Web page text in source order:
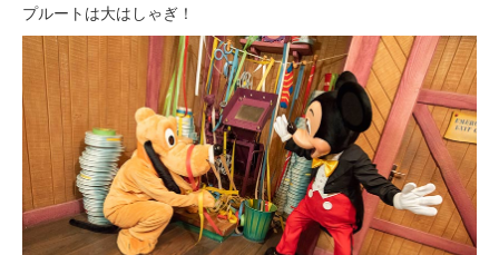
プルートは大はしゃぎ！